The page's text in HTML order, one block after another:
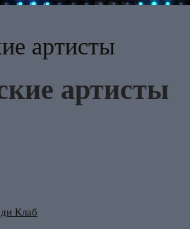
артисты
артисты
Клаб